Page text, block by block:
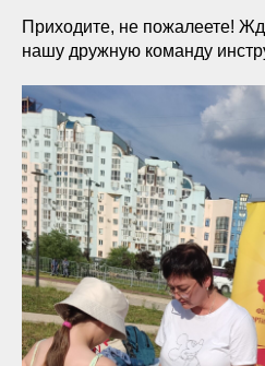
Приходите, не пожалеете!
нашу дружную команду